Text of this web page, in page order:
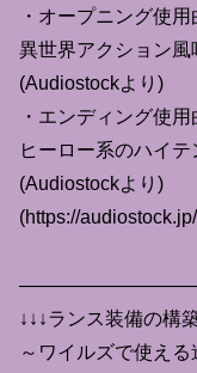
・オープニング使用
異世界アクション風
(Audiostockより)
・エンディング使用
ヒーロー系のハイ
(Audiostockより)
(https://
↓↓↓ランス装備の構
～ワイルズで使え